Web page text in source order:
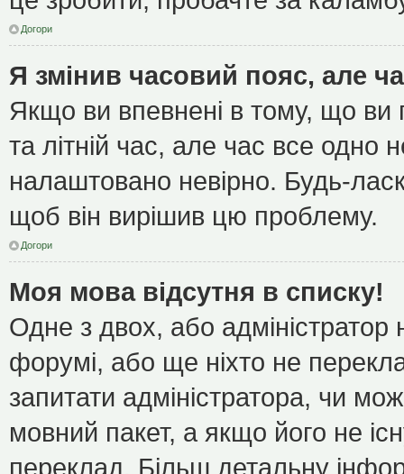
Догори
Я змінив часовий пояс, але
Якщо ви впевнені в тому, що ви
та літній час, але час все одно
налаштовано невірно. Будь-
щоб він вирішив цю проблему.
Догори
Моя мова відсутня в списку!
Одне з двох, або
форумі, або ще ніхто не
запитати адміністратора, чи
мовний пакет, а якщо його не
переклад. Більш детальну